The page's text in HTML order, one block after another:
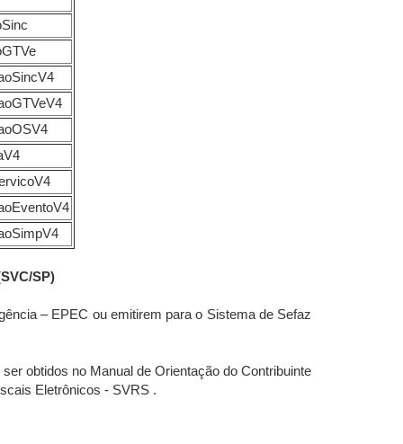
SP)
– EPEC ou emitirem para o Sistema de Sefaz
obtidos no Manual de Orientação do Contribuinte
Eletrônicos - SVRS .